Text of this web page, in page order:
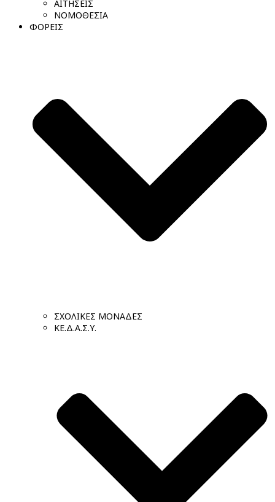
ΑΙΤΗΣΕΙΣ
ΝΟΜΟΘΕΣΙΑ
ΦΟΡΕΙΣ
ΣΧΟΛΙΚΕΣ ΜΟΝΑΔΕΣ
ΚΕ.Δ.Α.Σ.Υ.